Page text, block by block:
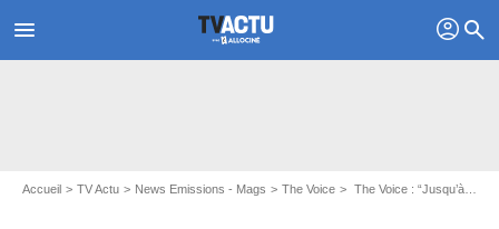
menu profil search
Accueil TV Actu News Emissions - Mags The Voice The Voice : “Jusqu’à la prochaine”, Lara Fabian lance un message à Florent Pagny !